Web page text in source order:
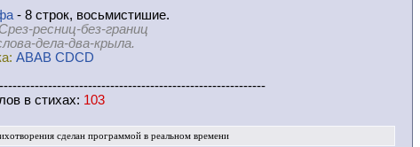
- 8 строк, восьмистишие.
Срез-ресниц-без-границ
дела-два-крыла.
ABAB CDCD
в стихах: 103
сделан программой в реальном времени